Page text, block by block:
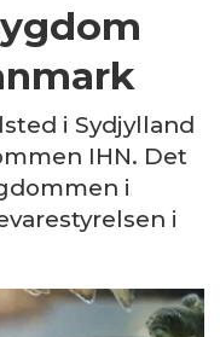
i Sydjylland
IHN. Det
i
i